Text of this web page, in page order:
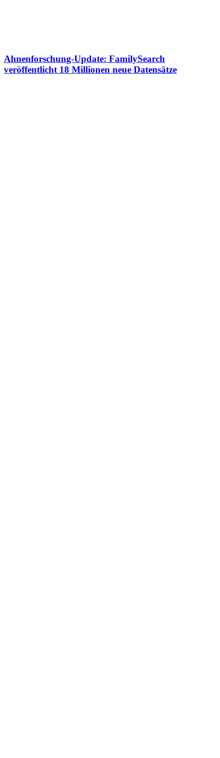
Ahnenforschung-Update: FamilySearch
veröffentlicht 18 Millionen neue Datensätze